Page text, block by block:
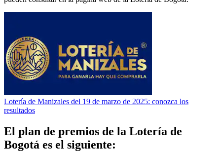
Lotería de Manizales del 19 de marzo de 2025: conozca los
resultados
El plan de premios de la Lotería de
Bogotá es el siguiente: